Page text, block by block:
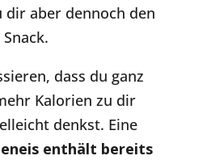
dir aber dennoch den
dass du ganz
Kalorien zu dir
denkst. Eine
enthält bereits